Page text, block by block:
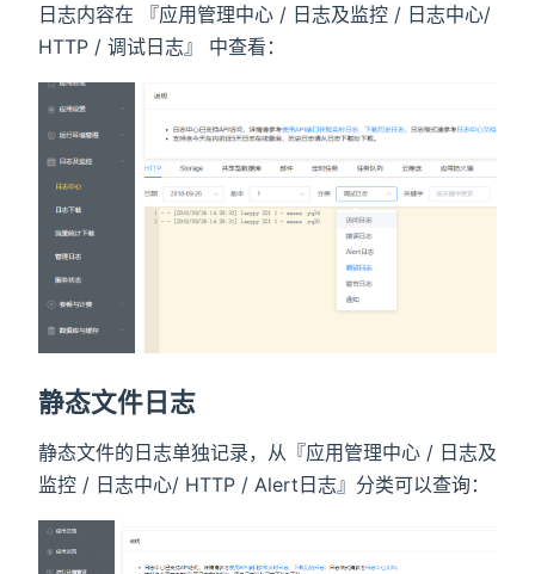
日志内容在 『应用管理中心 / 日志及监控 / 日志中心/
HTTP / 调试日志』 中查看：
静态文件日志
静态文件的日志单独记录，从『应用管理中心 / 日志及
监控 / 日志中心/ HTTP / Alert日志』分类可以查询：